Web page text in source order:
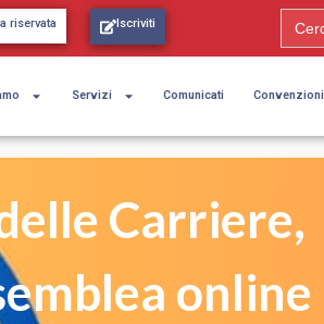
riservata Iscriviti for:
Servizi Comunicati Convenzioni
Carriere,
online